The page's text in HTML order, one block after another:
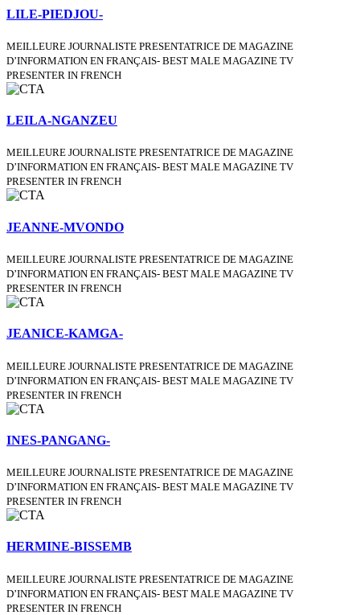
LILE-PIEDJOU-
MEILLEURE JOURNALISTE PRESENTATRICE DE MAGAZINE
D’INFORMATION EN FRANÇAIS- BEST MALE MAGAZINE TV
PRESENTER IN FRENCH
LEILA-NGANZEU
MEILLEURE JOURNALISTE PRESENTATRICE DE MAGAZINE
D’INFORMATION EN FRANÇAIS- BEST MALE MAGAZINE TV
PRESENTER IN FRENCH
JEANNE-MVONDO
MEILLEURE JOURNALISTE PRESENTATRICE DE MAGAZINE
D’INFORMATION EN FRANÇAIS- BEST MALE MAGAZINE TV
PRESENTER IN FRENCH
JEANICE-KAMGA-
MEILLEURE JOURNALISTE PRESENTATRICE DE MAGAZINE
D’INFORMATION EN FRANÇAIS- BEST MALE MAGAZINE TV
PRESENTER IN FRENCH
INES-PANGANG-
MEILLEURE JOURNALISTE PRESENTATRICE DE MAGAZINE
D’INFORMATION EN FRANÇAIS- BEST MALE MAGAZINE TV
PRESENTER IN FRENCH
HERMINE-BISSEMB
MEILLEURE JOURNALISTE PRESENTATRICE DE MAGAZINE
D’INFORMATION EN FRANÇAIS- BEST MALE MAGAZINE TV
PRESENTER IN FRENCH